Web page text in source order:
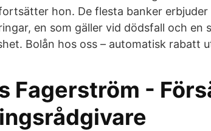
hon. De flesta banker
en som gäller vid dödsfall och en
Bolån hos oss – automatisk rabatt
Fagerström -